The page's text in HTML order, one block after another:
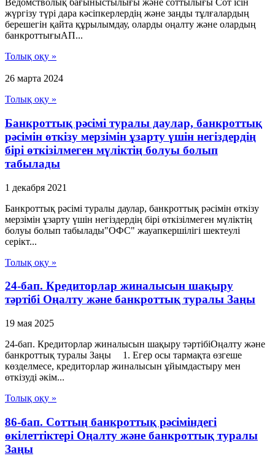
жүргізу түрі дара кәсіпкерлердің және заңды тұлғалардың
берешегін қайта құрылымдау, оларды оңалту және олардың
банкроттығыАП...
Толық оқу »
26 марта 2024
Толық оқу »
Банкроттық рәсімі туралы даулар, банкроттық
рәсімін өткізу мерзімін ұзарту үшін негіздердің
бірі өткізілмеген мүліктің болуы болып
табылады
1 декабря 2021
Банкроттық рәсімі туралы даулар, банкроттық рәсімін өткізу
мерзімін ұзарту үшін негіздердің бірі өткізілмеген мүліктің
болуы болып табылады"ОФС" жауапкершілігі шектеулі
серікт...
Толық оқу »
24-бап. Кредиторлар жиналысын шақыру
тәртібі Оңалту және банкроттық туралы Заңы
19 мая 2025
24-бап. Кредиторлар жиналысын шақыру тәртібіОңалту және
банкроттық туралы Заңы 1. Егер осы тармақта өзгеше
көзделмесе, кредиторлар жиналысын ұйымдастыру мен
өткізуді әкім...
Толық оқу »
86-бап. Соттың банкроттық рәсіміндегі
өкiлеттiктерi Оңалту және банкроттық туралы
Заңы